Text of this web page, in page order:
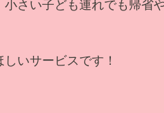
さい子ども連れでも帰省
いサービスです！